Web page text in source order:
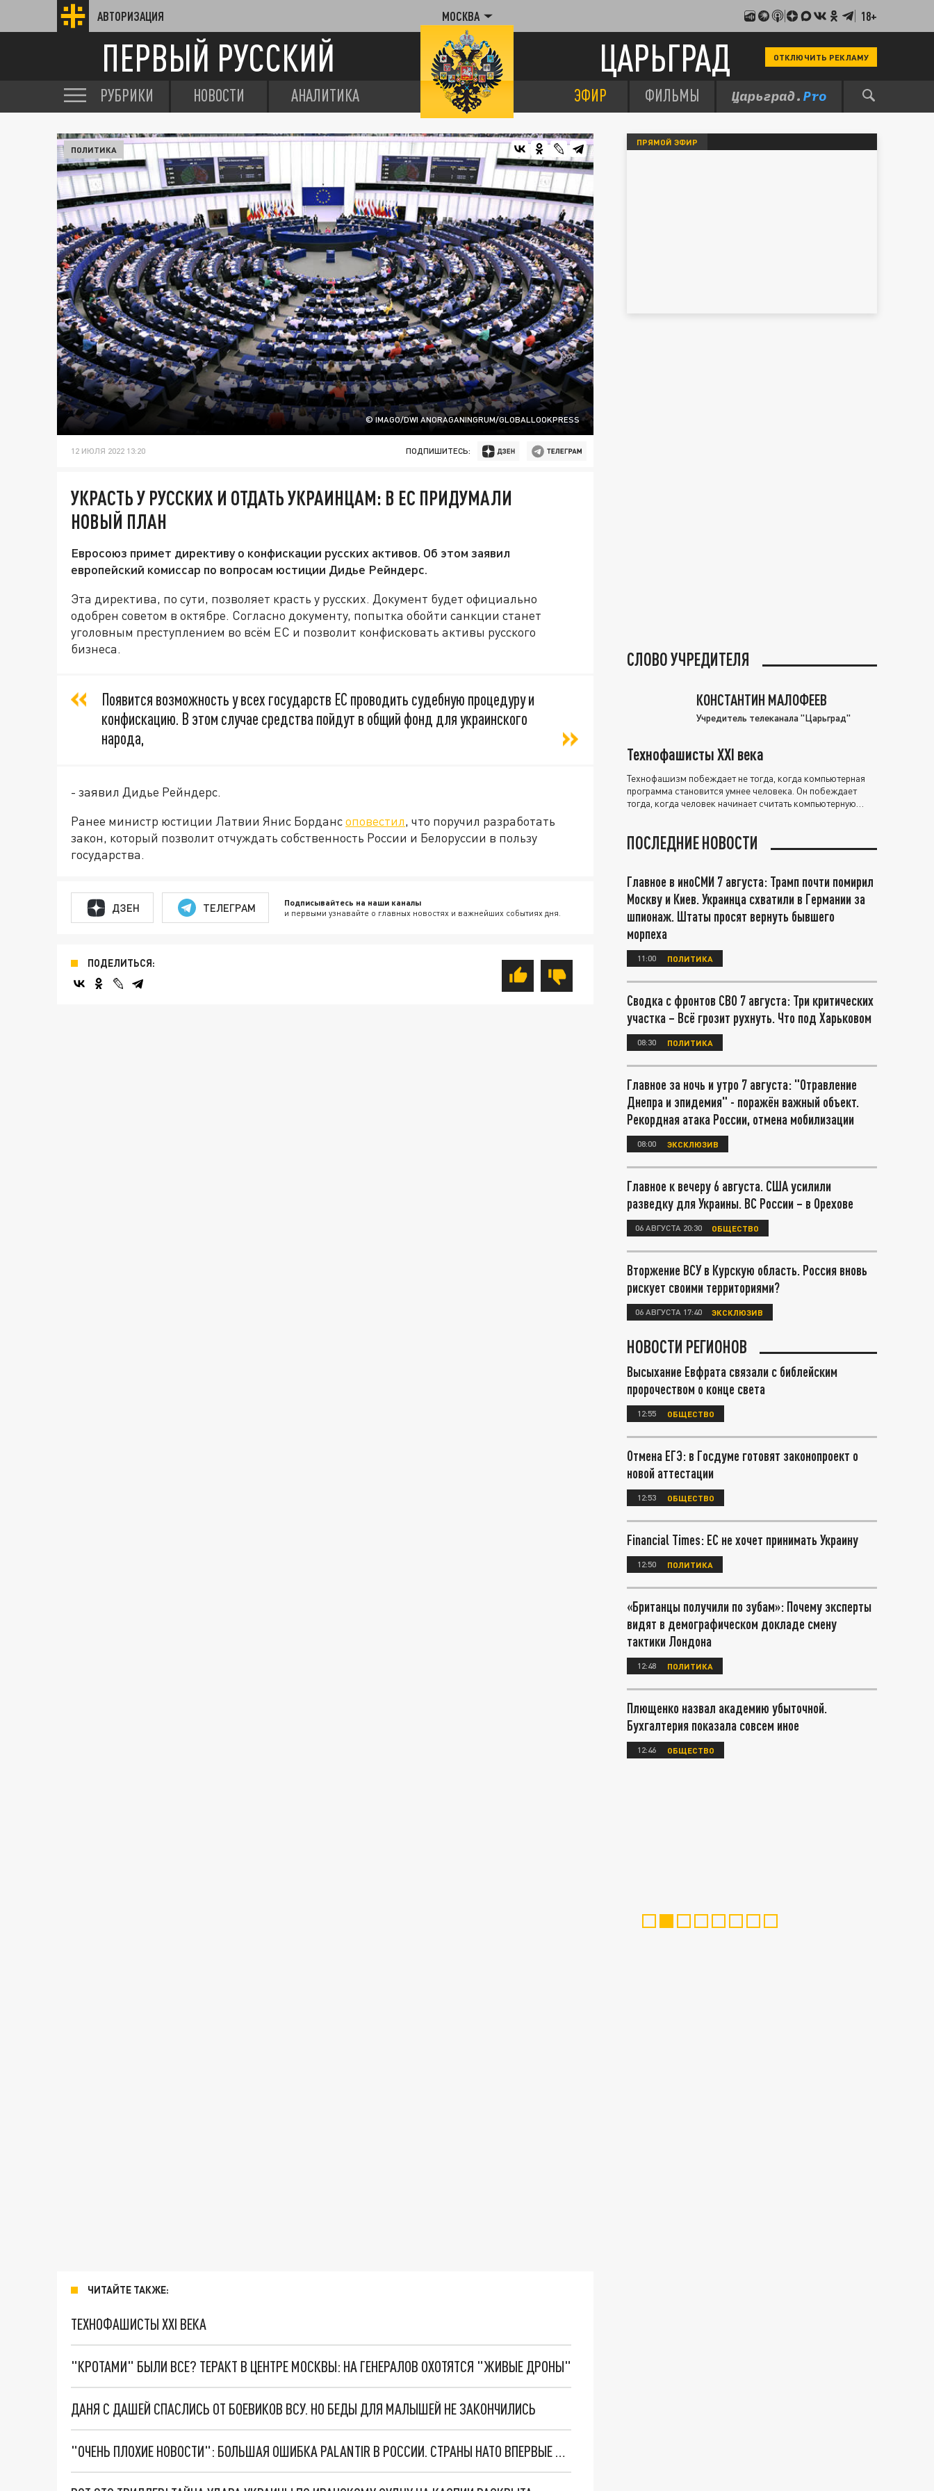
АВТОРИЗАЦИЯ МОСКВА 18+
ПЕРВЫЙ РУССКИЙ ЦАРЬГРАД ОТКЛЮЧИТЬ РЕКЛАМУ
РУБРИКИ НОВОСТИ АНАЛИТИКА ЭФИР ФИЛЬМЫ
© IMAGO/DWI ANORAGANINGRUM/GLOBALLOOKPRESS
ПОЛИТИКА
12 ИЮЛЯ 2022 13:20 ПОДПИШИТЕСЬ:
УКРАСТЬ У РУССКИХ И ОТДАТЬ УКРАИНЦАМ: В ЕС ПРИДУМАЛИ
НОВЫЙ ПЛАН
Евросоюз примет директиву о конфискации русских активов. Об этом заявил
европейский комиссар по вопросам юстиции Дидье Рейндерс.
Эта директива, по сути, позволяет красть у русских. Документ будет официально
одобрен советом в октябре. Согласно документу, попытка обойти санкции станет
уголовным преступлением во всём ЕС и позволит конфисковать активы русского
бизнеса.
Появится возможность у всех государств ЕС проводить судебную процедуру и
конфискацию. В этом случае средства пойдут в общий фонд для украинского
народа,
- заявил Дидье Рейндерс.
Ранее министр юстиции Латвии Янис Бордансоповестил, что поручил разработать
закон, который позволит отчуждать собственность России и Белоруссии в пользу
государства.
ДЗЕН ТЕЛЕГРАМ Подписывайтесь на наши каналы
и первыми узнавайте о главных новостях и важнейших событиях дня.
ПОДЕЛИТЬСЯ:
ЧИТАЙТЕ ТАКЖЕ:
ТЕХНОФАШИСТЫ XXI ВЕКА
"КРОТАМИ" БЫЛИ ВСЕ? ТЕРАКТ В ЦЕНТРЕ МОСКВЫ: НА ГЕНЕРАЛОВ ОХОТЯТСЯ "ЖИВЫЕ ДРОНЫ"
ДАНЯ С ДАШЕЙ СПАСЛИСЬ ОТ БОЕВИКОВ ВСУ. НО БЕДЫ ДЛЯ МАЛЫШЕЙ НЕ ЗАКОНЧИЛИСЬ
"ОЧЕНЬ ПЛОХИЕ НОВОСТИ": БОЛЬШАЯ ОШИБКА PALANTIR В РОССИИ. СТРАНЫ НАТО ВПЕРВЫЕ ЗА СВО ОСТАНОВИЛИ ПОСТАВКИ ОРУЖИЯ. ВСУ ТЕРЯЮТ ПРИГРАНИЧЬЕ?
ПРЯМОЙ ЭФИР
СЛОВО УЧРЕДИТЕЛЯ
КОНСТАНТИН МАЛОФЕЕВ
Учредитель телеканала "Царьград"
Технофашисты XXI века
Технофашизм побеждает не тогда, когда компьютерная
программа становится умнее человека. Он побеждает
тогда, когда человек начинает считать компьютерную
ПОСЛЕДНИЕ НОВОСТИ
Главное в иноСМИ 7 августа: Трамп почти помирил
Москву и Киев. Украинца схватили в Германии за
шпионаж. Штаты просят вернуть бывшего
морпеха
11:00 ПОЛИТИКА
Сводка с фронтов СВО 7 августа: Три критических
участка – Всё грозит рухнуть. Что под Харьковом
08:30 ПОЛИТИКА
Главное за ночь и утро 7 августа: "Отравление
Днепра и эпидемия" - поражён важный объект.
Рекордная атака России, отмена мобилизации
08:00 ЭКСКЛЮЗИВ
Главное к вечеру 6 августа. США усилили
разведку для Украины. ВС России – в Орехове
06 АВГУСТА 20:30 ОБЩЕСТВО
Вторжение ВСУ в Курскую область. Россия вновь
рискует своими территориями?
06 АВГУСТА 17:40 ЭКСКЛЮЗИВ
НОВОСТИ РЕГИОНОВ
Высыхание Евфрата связали с библейским
пророчеством о конце света
12:55 ОБЩЕСТВО
Отмена ЕГЭ: в Госдуме готовят законопроект о
новой аттестации
12:53 ОБЩЕСТВО
Financial Times: ЕС не хочет принимать Украину
12:50 ПОЛИТИКА
«Британцы получили по зубам»: Почему эксперты
видят в демографическом докладе смену
тактики Лондона
12:48 ПОЛИТИКА
Плющенко назвал академию убыточной.
Бухгалтерия показала совсем иное
12:46 ОБЩЕСТВО